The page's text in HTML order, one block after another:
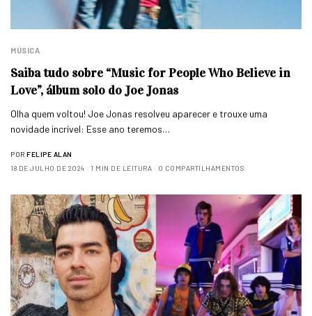
MÚSICA
Saiba tudo sobre “Music for People Who Believe in
Love”, álbum solo do Joe Jonas
Olha quem voltou! Joe Jonas resolveu aparecer e trouxe uma
novidade incrível: Esse ano teremos…
POR FELIPE ALAN
18 DE JULHO DE 2024
1 MIN DE LEITURA 0 COMPARTILHAMENTOS